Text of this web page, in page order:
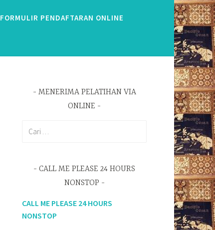
FORMULIR PENDAFTARAN ONLINE
MENERIMA PELATIHAN VIA
ONLINE
CALL ME PLEASE 24 HOURS
NONSTOP
CALL ME PLEASE 24 HOURS
NONSTOP